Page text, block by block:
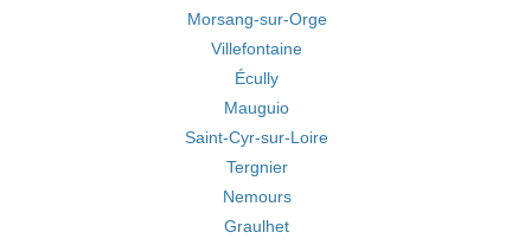
Morsang-sur-Orge
Villefontaine
Écully
Mauguio
Saint-Cyr-sur-Loire
Tergnier
Nemours
Graulhet